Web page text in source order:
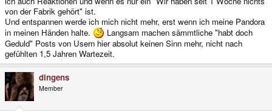
von der Fabrik gehört" ist.
Und entspannen werde ich mich nicht mehr, erst wenn ich meine Pandora
in meinen Händen halte.
Langsam machen sämmtliche "habt doch
Geduld" Posts von Usern hier absolut keinen Sinn mehr, nicht nach
gefühlten 1,5 Jahren Wartezeit.
dingens
Member